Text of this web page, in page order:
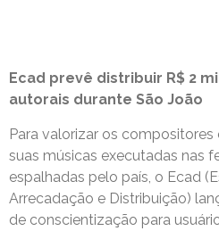
Ecad prevê distribuir R$ 2
autorais durante São João
Para valorizar os
suas músicas executadas nas
espalhadas pelo país, o Ecad
Arrecadação e Distribuição)
de conscientização para